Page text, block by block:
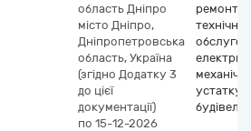
область Дніпро
місто Дніпро,
Дніпропетровська
область, Україна
(згідно Додатку 3
до цієї
документації)
по 15-12-2026
ремонту і
будівель